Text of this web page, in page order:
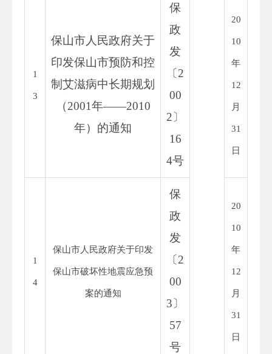
1
3
保山市人民政府关于
印发保山市预防和控
制艾滋病中长期规划
（2001年——2010
年）的通知
保
政
发
〔 2
00
2 〕
16
4号
20
10
年
12
月
31
日
1
4
保山市人民政府关于印发
保山市破坏性地震应急预
案的通知
保
政
发
〔 2
00
3 〕
57
号
20
10
年
12
月
31
日